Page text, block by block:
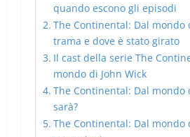
quando escono gli episodi
The Continental: Dal mondo
trama e dove è stato girato
Il cast della serie The
mondo di John Wick
The Continental: Dal mondo
sarà?
The Continental: Dal mondo